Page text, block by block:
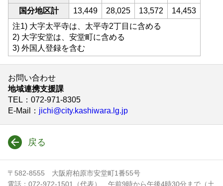
国分地区計
13,449 28,025 13,572
14,453
注1) 大字太平寺は、太平寺2丁目に含める
2) 大字安堂は、安堂町に含める
3) 外国人登録を含む
お問い合わせ
地域連携支援課
TEL ：072-971-8305
E-Mail
： jichi@city.kashiwara.lg.jp
戻る
〒582-8555 大阪府柏原市安堂町1番55号
電話：072-972-1501（代表） 午前9時から午後4時30分まで（土